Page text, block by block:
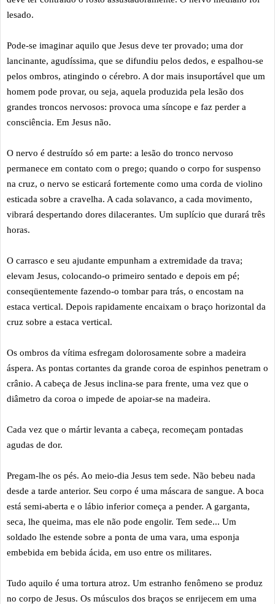
lesado.
Pode-se imaginar aquilo que Jesus deve ter provado; uma dor
lancinante, agudíssima, que se difundiu pelos dedos, e espalhou-se
pelos ombros, atingindo o cérebro. A dor mais insuportável que um
homem pode provar, ou seja, aquela produzida pela lesão dos
grandes troncos nervosos: provoca uma síncope e faz perder a
consciência. Em Jesus não.
O nervo é destruído só em parte: a lesão do tronco nervoso
permanece em contato com o prego; quando o corpo for suspenso
na cruz, o nervo se esticará fortemente como uma corda de violino
esticada sobre a cravelha. A cada solavanco, a cada movimento,
vibrará despertando dores dilacerantes. Um suplício que durará três
horas.
O carrasco e seu ajudante empunham a extremidade da trava;
elevam Jesus, colocando-o primeiro sentado e depois em pé;
conseqüentemente fazendo-o tombar para trás, o encostam na
estaca vertical. Depois rapidamente encaixam o braço horizontal da
cruz sobre a estaca vertical.
Os ombros da vítima esfregam dolorosamente sobre a madeira
áspera. As pontas cortantes da grande coroa de espinhos penetram o
crânio. A cabeça de Jesus inclina-se para frente, uma vez que o
diâmetro da coroa o impede de apoiar-se na madeira.
Cada vez que o mártir levanta a cabeça, recomeçam pontadas
agudas de dor.
Pregam-lhe os pés. Ao meio-dia Jesus tem sede. Não bebeu nada
desde a tarde anterior. Seu corpo é uma máscara de sangue. A boca
está semi-aberta e o lábio inferior começa a pender. A garganta,
seca, lhe queima, mas ele não pode engolir. Tem sede... Um
soldado lhe estende sobre a ponta de uma vara, uma esponja
embebida em bebida ácida, em uso entre os militares.
Tudo aquilo é uma tortura atroz. Um estranho fenômeno se produz
no corpo de Jesus. Os músculos dos braços se enrijecem em uma